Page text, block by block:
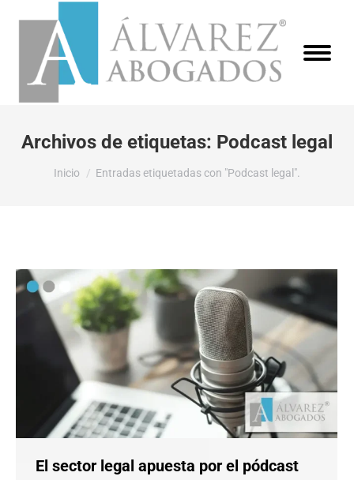
Archivos de etiquetas: Podcast legal
Estás aquí:
Inicio Entradas etiquetadas con "Podcast legal".
El sector legal apuesta por el pódcast